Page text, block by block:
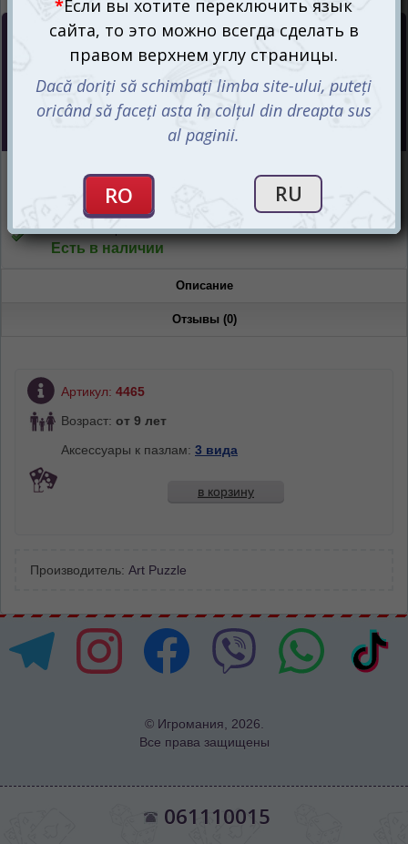
Цена :
150mdl
Есть в наличии
Магазин “Игромания”
Есть в наличии
Описание
Отзывы (0)
Артикул: 4465
Возраст: от 9 лет
Аксессуары к пазлам: 3 вида
в корзину
Производитель: Art Puzzle
© Игромания, 2026.
Все права защищены
061110015